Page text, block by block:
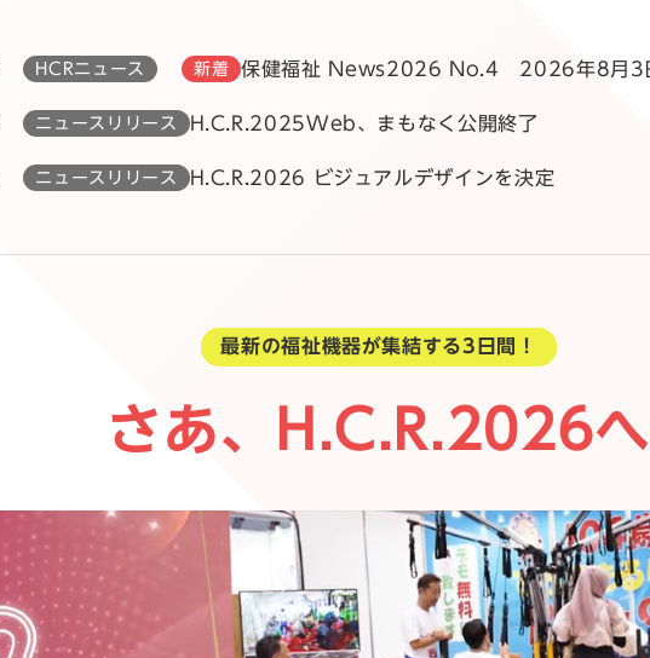
HCRニュース 新着 保健福祉 News2026 No.4 2026年8月3
ニュースリリース H.C.R.2025Web、まもなく公開終了
ニュースリリース H.C.R.2026 ビジュアルデザインを決定
最新の福祉機器が集結する3日間！
さあ、H.C.R.2026へ